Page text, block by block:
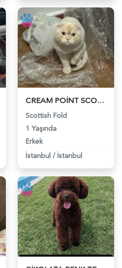
CREAM POİNT SCOTTİSH FOLD - 118984668
Scottish Fold
1 Yaşında
Erkek
İstanbul / İstanbul